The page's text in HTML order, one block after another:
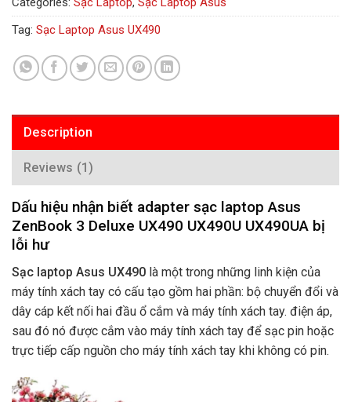
Tag: Sạc Laptop Asus UX490
Description
Reviews (1)
Dấu hiệu nhận biết adapter sạc laptop Asus
ZenBook 3 Deluxe UX490 UX490U UX490UA bị
lỗi hư
Sạc laptop Asus UX490 là một trong những linh kiện của
máy tính xách tay có cấu tạo gồm hai phần: bộ chuyển đổi và
dây cáp kết nối hai đầu ổ cắm và máy tính xách tay. điện áp,
sau đó nó được cắm vào máy tính xách tay để sạc pin hoặc
trực tiếp cấp nguồn cho máy tính xách tay khi không có pin.